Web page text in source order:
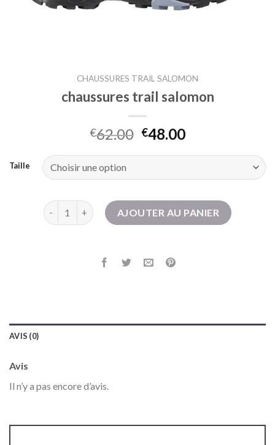
CHAUSSURES TRAIL SALOMON
chaussures trail salomon
€62.00 €48.00
Taille
quantité de chaussures trail salomon
AJOUTER AU PANIER
AVIS (0)
Avis
Il n’y a pas encore d’avis.